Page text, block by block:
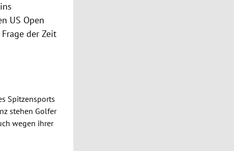
US Open
der Zeit
Spitzensports
stehen Golfer
wegen ihrer